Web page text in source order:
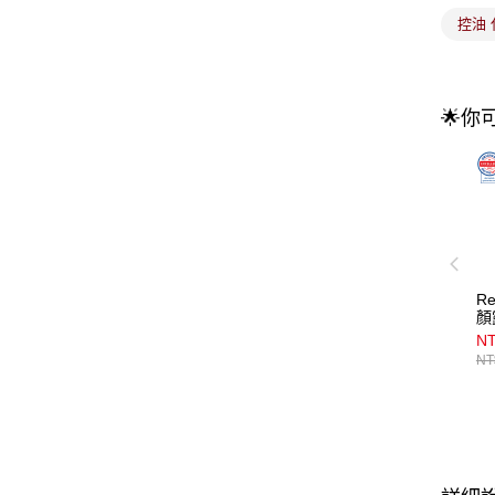
控油
🌟你
顏